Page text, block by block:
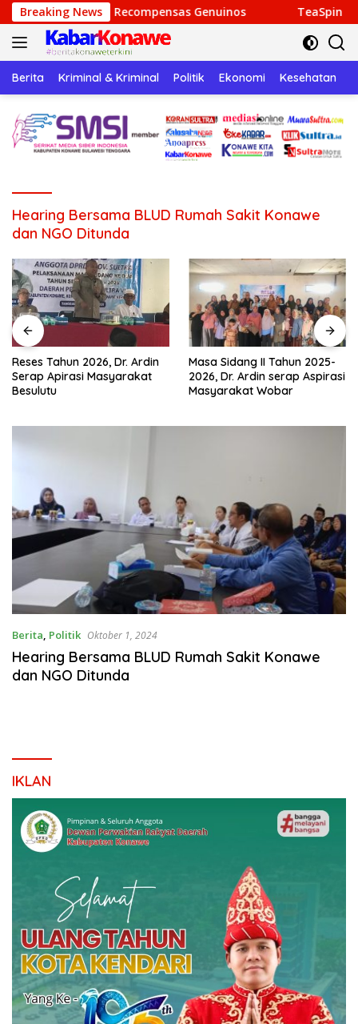
Langsung
ke
konten
Breaking News
y Recompensas Genuinos TeaSpin Gaming: Your
Berita Kriminal & Kriminal Politik Ekonomi Kesehatan
Hearing Bersama BLUD Rumah Sakit Konawe
dan NGO Ditunda
Reses Tahun 2026, Dr. Ardin
Serap Apirasi Masyarakat
Besulutu
Masa Sidang II Tahun 2025-
2026, Dr. Ardin serap Aspirasi
Masyarakat Wobar
Berita, Politik Oktober 1, 2024
Hearing Bersama BLUD Rumah Sakit Konawe
dan NGO Ditunda
IKLAN